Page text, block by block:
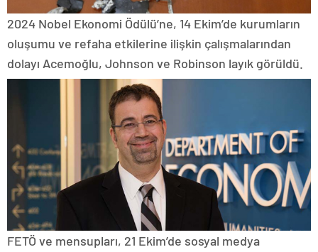
2024 Nobel Ekonomi Ödülü’ne, 14 Ekim’de kurumların
oluşumu ve refaha etkilerine ilişkin çalışmalarından
dolayı Acemoğlu, Johnson ve Robinson layık görüldü.
FETÖ ve mensupları, 21 Ekim’de sosyal medya